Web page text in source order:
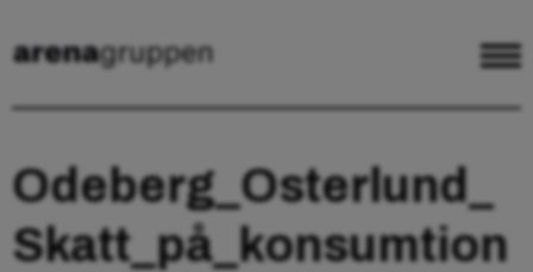
Odeberg_Osterlund_
Skatt_på_konsumtion